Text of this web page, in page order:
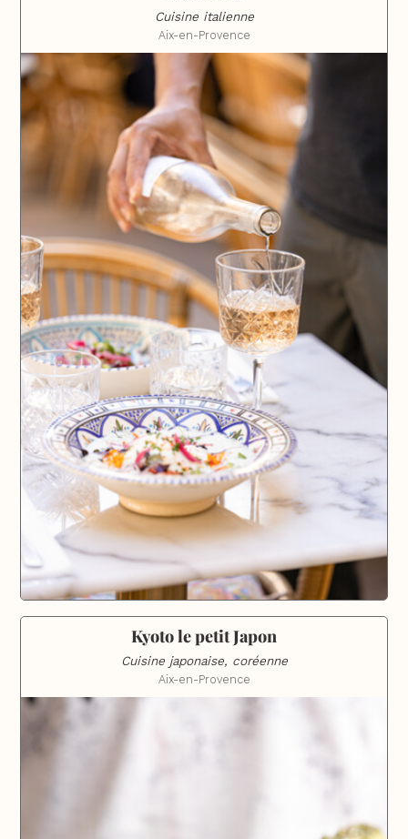
Cuisine italienne
Aix-en-Provence
Kyoto le petit Japon
Cuisine japonaise, coréenne
Aix-en-Provence